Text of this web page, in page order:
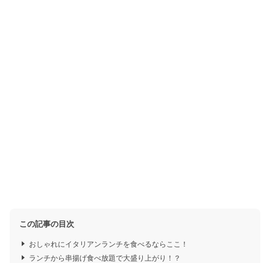
この記事の目次
おしゃれにイタリアンランチを食べるならここ！
ランチから串揚げ食べ放題で大盛り上がり！？